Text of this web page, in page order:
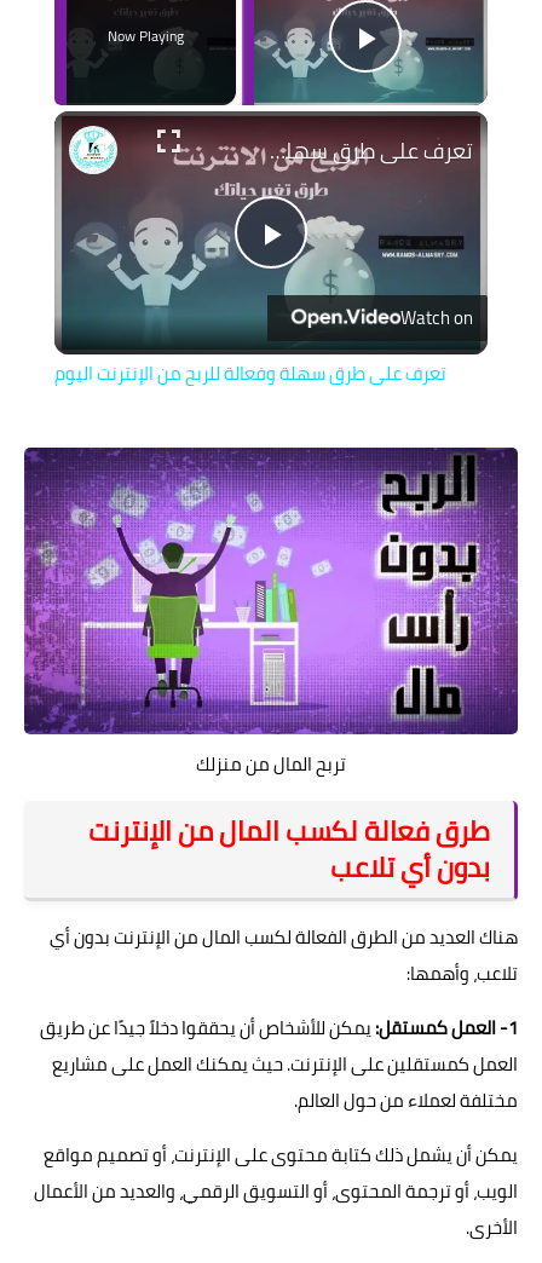
Play Video
Now Playing
Play
Video
تعرف على طرق سهلة وفعالة للربح من الإنترنت اليوم
Watch on
تعرف على طرق سهلة وفعالة للربح من الإنترنت اليوم
تربح المال من منزلك
طرق فعالة لكسب المال من الإنترنت
بدون أي تلاعب
هناك العديد من الطرق الفعالة لكسب المال من الإنترنت بدون أي
تلاعب، وأهمها:
1- العمل كمستقل:
يمكن للأشخاص أن يحققوا دخلاً جيدًا عن طريق
العمل كمستقلين على الإنترنت. حيث يمكنك العمل على مشاريع
مختلفة لعملاء من حول العالم.
يمكن أن يشمل ذلك كتابة محتوى على الإنترنت، أو تصميم مواقع
الويب، أو ترجمة المحتوى، أو التسويق الرقمي، والعديد من الأعمال
الأخرى.